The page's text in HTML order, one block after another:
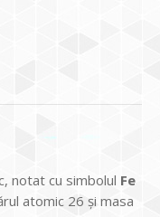
notat cu simbolul Fe
atomic 26 și masa